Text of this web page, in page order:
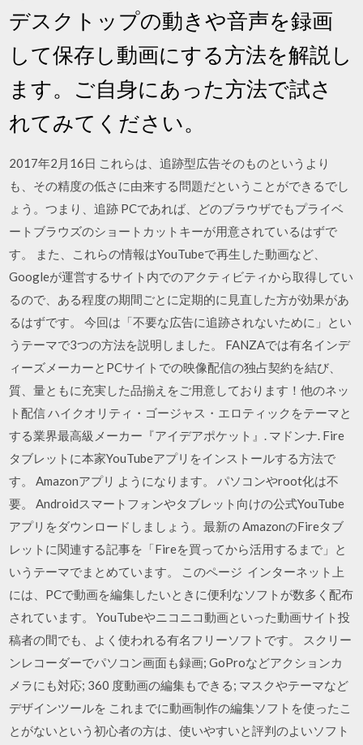
デスクトップの動きや音声を録画
して保存し動画にする方法を解説し
ます。ご自身にあった方法で試さ
れてみてください。
2017年2月16日 これらは、追跡型広告そのものというより
も、その精度の低さに由来する問題だということができるでし
ょう。つまり、追跡 PCであれば、どのブラウザでもプライベ
ートブラウズのショートカットキーが用意されているはずで
す。 また、これらの情報はYouTubeで再生した動画など、
Googleが運営するサイト内でのアクティビティから取得してい
るので、ある程度の期間ごとに定期的に見直した方が効果があ
るはずです。 今回は「不要な広告に追跡されないために」とい
うテーマで3つの方法を説明しました。 FANZAでは有名インデ
ィーズメーカーとPCサイトでの映像配信の独占契約を結び、
質、量ともに充実した品揃えをご用意しております！他のネッ
ト配信 ハイクオリティ・ゴージャス・エロティックをテーマと
する業界最高級メーカー『アイデアポケット』. マドンナ. Fire
タブレットに本家YouTubeアプリをインストールする方法で
す。 Amazonアプリ ようになります。 パソコンやroot化は不
要。 Androidスマートフォンやタブレット向けの公式YouTube
アプリをダウンロードしましょう。最新の AmazonのFireタブ
レットに関連する記事を「Fireを買ってから活用するまで」と
いうテーマでまとめています。 このページ インターネット上
には、PCで動画を編集したいときに便利なソフトが数多く配布
されています。 YouTubeやニコニコ動画といった動画サイト投
稿者の間でも、よく使われる有名フリーソフトです。 スクリー
ンレコーダーでパソコン画面も録画; GoProなどアクションカ
メラにも対応; 360 度動画の編集もできる; マスクやテーマなど
デザインツールを これまでに動画制作の編集ソフトを使ったこ
とがないという初心者の方は、使いやすいと評判のよいソフト